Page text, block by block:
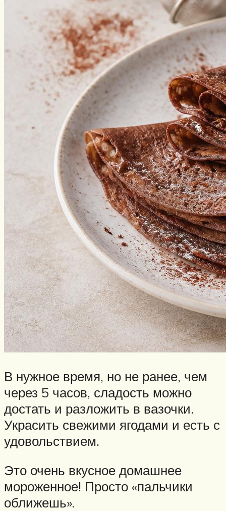
В нужное время, но не ранее, чем
через 5 часов, сладость можно
достать и разложить в вазочки.
Украсить свежими ягодами и есть с
удовольствием.
Это очень вкусное домашнее
мороженное! Просто «пальчики
оближешь».